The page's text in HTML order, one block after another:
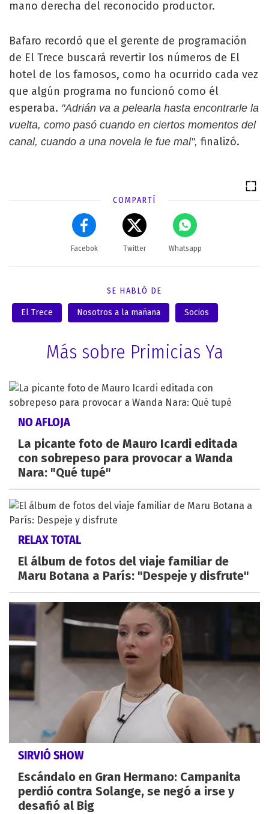
mano derecha del reconocido productor.
Bafaro recordó que el gerente de programación
de El Trece buscará revertir los números de El
hotel de los famosos, como ha ocurrido cada vez
que algún programa no funcionó como él
esperaba. "Adrián va a pelearla hasta encontrarle la
vuelta, como pasó cuando en ciertos momentos del
canal, cuando a una novela le fue mal", finalizó.
COMPARTÍ
Facebok Twitter Whatsapp
SE HABLÓ DE
El Trece Nosotros a la mañana Socios
Más sobre Primicias Ya
NO AFLOJA
La picante foto de Mauro Icardi editada
con sobrepeso para provocar a Wanda
Nara: "Qué tupé"
RELAX TOTAL
El álbum de fotos del viaje familiar de
Maru Botana a París: "Despeje y disfrute"
SIRVIÓ SHOW
Escándalo en Gran Hermano: Campanita
perdió contra Solange, se negó a irse y
desafió al Big